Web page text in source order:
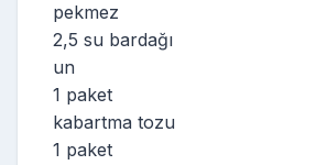
pekmez
2,5 su bardağı
un
1 paket
kabartma tozu
1 paket